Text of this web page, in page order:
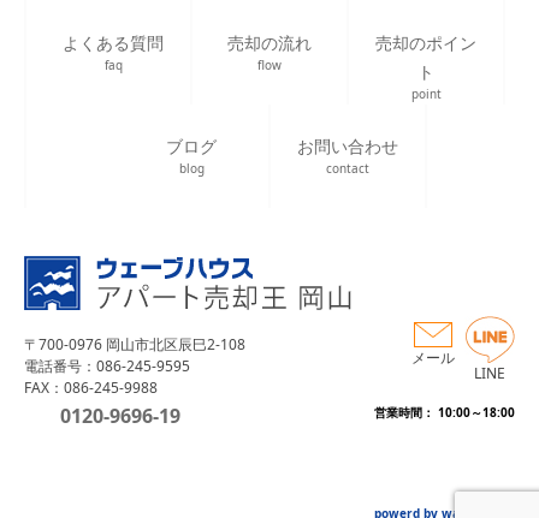
よくある質問
faq
売却の流れ
flow
売却のポイン
ト
point
ブログ
blog
お問い合わせ
contact
〒700-0976 岡山市北区辰巳2-108
電話番号：086-245-9595
FAX：086-245-9988
0120-9696-19 営業時間： 10:00～18:00
メール
LINE
powerd by wave house